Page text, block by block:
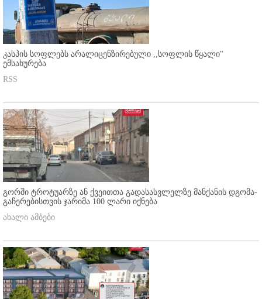
კასპის სოფლებს არალიცენზირებული ,,სოფლის წყალი"
ემსახურება
RSS
გორში ტროტუარზე ან ქვეითთა გადასასვლელზე მანქანის დგომა-
გაჩერებისთვის ჯარიმა 100 ლარი იქნება
ახალი ამბები